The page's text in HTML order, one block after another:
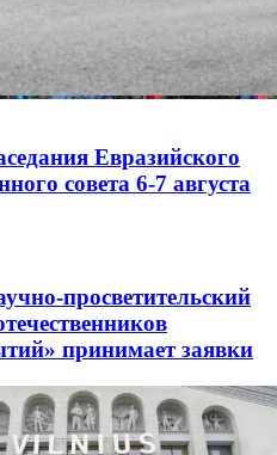
Евразийского
совета 6-7 августа
просветительский
принимает заявки